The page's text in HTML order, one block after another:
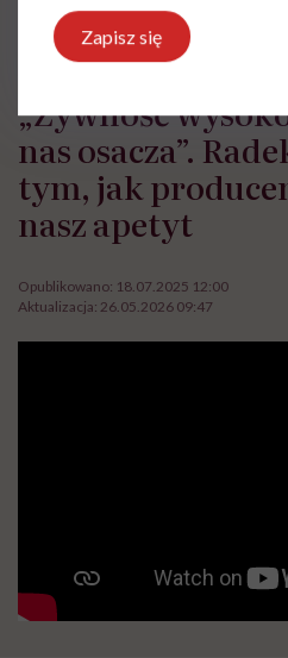
HelloZdrowie: Odżywianie
„Żywność
nas osacza”.
tym, jak
nasz apetyt
Opublikowano: 18.07.2025 12:00
Aktualizacja: 26.05.2026 09:47
Zapisz się